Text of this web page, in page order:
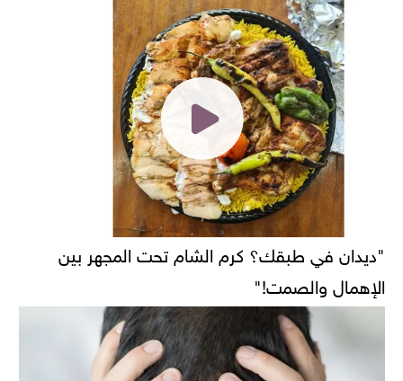
"ديدان في طبقك؟ كرم الشام تحت المجهر بين
الإهمال والصمت!"